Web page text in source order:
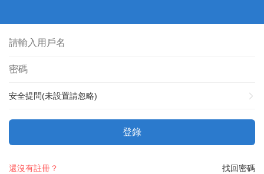
安全提問(未設置請忽略)
登錄
找回密碼
還沒有註冊？